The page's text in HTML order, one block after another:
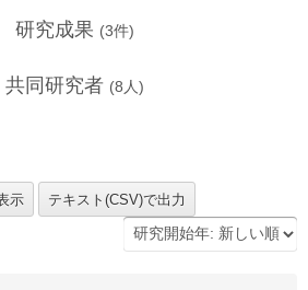
研究成果 (3件)
共同研究者 (8 人)